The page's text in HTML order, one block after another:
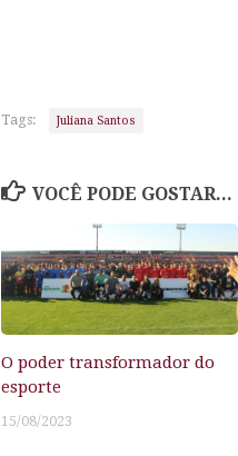
Tags: Juliana Santos
VOCÊ PODE GOSTAR...
O poder transformador do
esporte
15/08/2023